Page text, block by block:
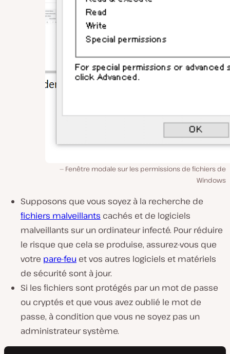
Fenêtre modale sur les permissions de fichiers de
Windows
Supposons que vous soyez à la recherche de
fichiers malveillants cachés et de logiciels
malveillants sur un ordinateur infecté. Pour réduire
le risque que cela se produise, assurez-vous que
votre pare-feu et vos autres logiciels et matériels
de sécurité sont à jour.
Si les fichiers sont protégés par un mot de passe
ou cryptés et que vous avez oublié le mot de
passe, à condition que vous ne soyez pas un
administrateur système.